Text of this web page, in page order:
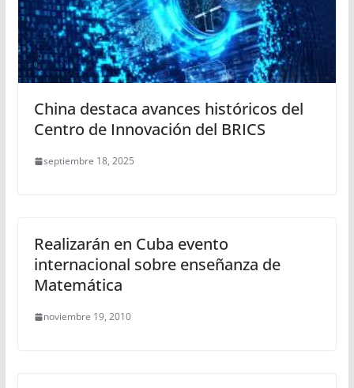
China destaca avances históricos del
Centro de Innovación del BRICS
septiembre 18, 2025
Realizarán en Cuba evento
internacional sobre enseñanza de
Matemática
noviembre 19, 2010